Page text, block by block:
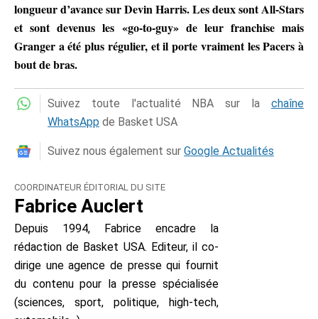
longueur d’avance sur Devin Harris. Les deux sont All-Stars
et sont devenus les «go-to-guy» de leur franchise mais
Granger a été plus régulier, et il porte vraiment les Pacers à
bout de bras.
Suivez toute l'actualité NBA sur la chaîne
WhatsApp de Basket USA
Suivez nous également sur Google Actualités
COORDINATEUR ÉDITORIAL DU SITE
Fabrice Auclert
Depuis 1994, Fabrice encadre la
rédaction de Basket USA. Editeur, il co-
dirige une agence de presse qui fournit
du contenu pour la presse spécialisée
(sciences, sport, politique, high-tech,